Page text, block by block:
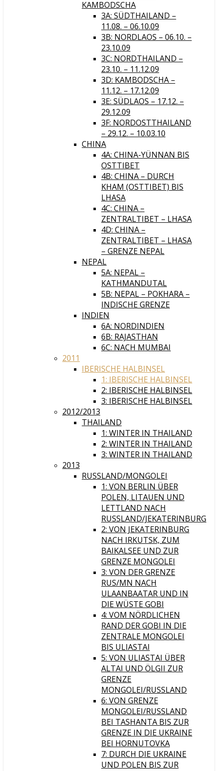
KAMBODSCHA
3A: SÜDTHAILAND –
11.08. – 06.10.09
3B: NORDLAOS – 06.10. –
23.10.09
3C: NORDTHAILAND –
23.10. – 11.12.09
3D: KAMBODSCHA –
11.12. – 17.12.09
3E: SÜDLAOS – 17.12. –
29.12.09
3F: NORDOSTTHAILAND
– 29.12. – 10.03.10
CHINA
4A: CHINA-YÜNNAN BIS
OSTTIBET
4B: CHINA – DURCH
KHAM (OSTTIBET) BIS
LHASA
4C: CHINA –
ZENTRALTIBET – LHASA
4D: CHINA –
ZENTRALTIBET – LHASA
– GRENZE NEPAL
NEPAL
5A: NEPAL –
KATHMANDUTAL
5B: NEPAL – POKHARA –
INDISCHE GRENZE
INDIEN
6A: NORDINDIEN
6B: RAJASTHAN
6C: NACH MUMBAI
2011
IBERISCHE HALBINSEL
1: IBERISCHE HALBINSEL
2: IBERISCHE HALBINSEL
3: IBERISCHE HALBINSEL
2012/2013
THAILAND
1: WINTER IN THAILAND
2: WINTER IN THAILAND
3: WINTER IN THAILAND
2013
RUSSLAND/MONGOLEI
1: VON BERLIN ÜBER
POLEN, LITAUEN UND
LETTLAND NACH
RUSSLAND/JEKATERINBURG
2: VON JEKATERINBURG
NACH IRKUTSK, ZUM
BAIKALSEE UND ZUR
GRENZE MONGOLEI
3: VON DER GRENZE
RUS/MN NACH
ULAANBAATAR UND IN
DIE WÜSTE GOBI
4: VOM NÖRDLICHEN
RAND DER GOBI IN DIE
ZENTRALE MONGOLEI
BIS ULIASTAI
5: VON ULIASTAI ÜBER
ALTAI UND ÖLGII ZUR
GRENZE
MONGOLEI/RUSSLAND
6: VON GRENZE
MONGOLEI/RUSSLAND
BEI TASHANTA BIS ZUR
GRENZE IN DIE UKRAINE
BEI HORNUTOVKA
7: DURCH DIE UKRAINE
UND POLEN BIS ZUR